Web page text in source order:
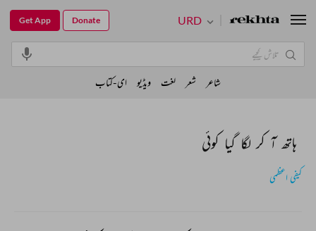
ہاتھ آ کر لگا گیا کوئی
کیفی اعظمی
URD
Get App Donate
شاعر شعر لغت ویڈیو ای-کتاب